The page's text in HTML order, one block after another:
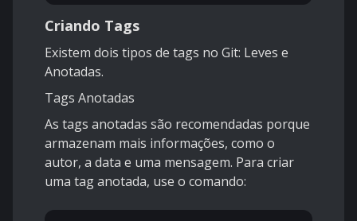
Criando Tags
Existem dois tipos de tags no Git: Leves e
Anotadas.
Tags Anotadas
As tags anotadas são recomendadas porque
armazenam mais informações, como o
autor, a data e uma mensagem. Para criar
uma tag anotada, use o comando: